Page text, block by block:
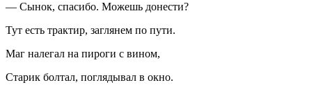
— Сынок, спасибо. Можешь донести?
Тут есть трактир, заглянем по пути.
Маг налегал на пироги с вином,
Старик болтал, поглядывал в окно.